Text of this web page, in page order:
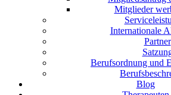
Mitglieder
Internationale
Partner
Berufsordnung und
Blog